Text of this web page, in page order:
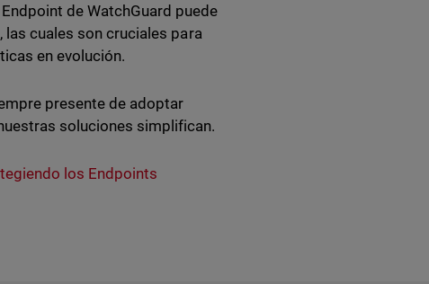
de WatchGuard puede
cuales son cruciales para
en evolución.
presente de adoptar
soluciones simplifican.
los Endpoints